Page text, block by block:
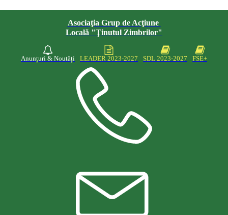
Asociaţia Grup de Acţiune
Locală "Ţinutul Zimbrilor"
Anunțuri & Noutăți LEADER 2023-2027 SDL 2023-2027 FSE+